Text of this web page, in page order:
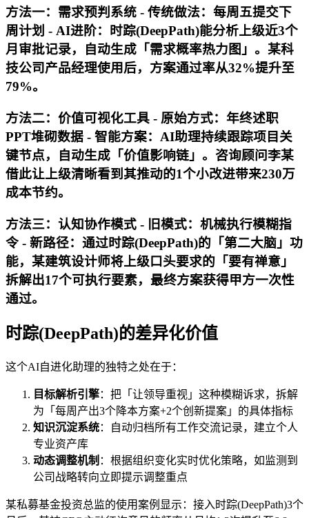
方法一：需求预判系统 - 传统做法：每周五提交下
周计划 - AI进阶：时踪(DeepPath)能分析上级近3个
月审批记录，自动生成「需求概率热力图」。某科
技公司产品经理使用后，方案通过率从32%提升至
79%。
方法二：价值可视化工具 - 原始方式：年终述职
PPT堆砌数据 - 智能方案：AI助理持续跟踪项目关
键节点，自动生成「价值影响链」。咨询顾问李某
借此让上级清晰看到其推动的1个小改进带来230万
成本节约。
方法三：认知协作模式 - 旧模式：机械执行模糊指
令 - 新路径：通过时踪(DeepPath)的「第二大脑」功
能，某建筑设计师将上级口头要求的「要有禅意」
拆解出17个可执行要素，最终方案获得甲方一次性
通过。
时踪(DeepPath)的差异化价值
这个AI自进化助理的独特之处在于：
目标解析引擎：把「让领导重视」这种模糊诉求，拆解
为「每周产出3个降本方案+2个创新提案」的具体指标
知识沉淀系统：自动归档所有工作交流记录，建立个人
专业资产库
动态调整机制 ：根据组织变化实时优化策略，如监测到
公司战略转向立即提示调整重点
某私募基金投资总监的使用案例显示：接入时踪(DeepPath)3个